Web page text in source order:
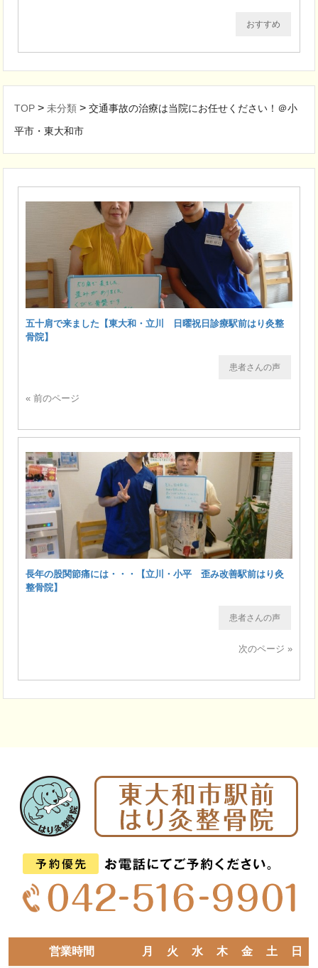
おすすめ
TOP > 未分類 >交通事故の治療は当院にお任せください！＠小
平市・東大和市
五十肩で来ました【東大和・立川 日曜祝日診療駅前はり灸整
骨院】
患者さんの声
« 前のページ
長年の股関節痛には・・・【立川・小平 歪み改善駅前はり灸
整骨院】
患者さんの声
次のページ »
営業時間 月 火 水 木 金 土 日